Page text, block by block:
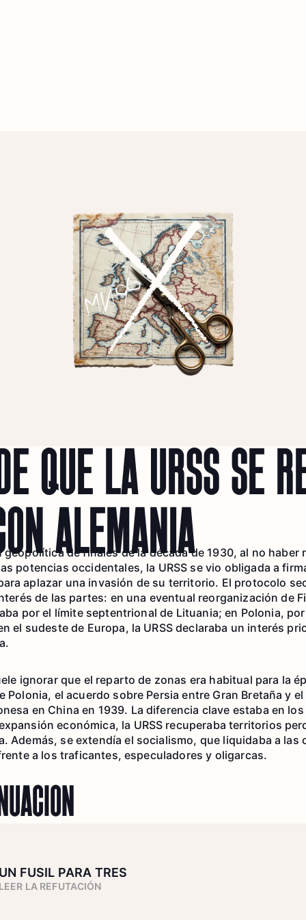
QUE LA URSS SE
ALEMANIA
de finales de la década de 1930, al no haber
potencias occidentales, la URSS se vio obligada a
aplazar una invasión de su territorio. El protocolo
de las partes: en una eventual reorganización de
por el límite septentrional de Lituania; en Polonia,
el sudeste de Europa, la URSS declaraba un interés
ignorar que el reparto de zonas era habitual para la
el acuerdo sobre Persia entre Gran Bretaña y el
en China en 1939. La diferencia clave estaba en
económica, la URSS recuperaba territorios
Además, se extendía el socialismo, que liquidaba a las
a los traficantes, especuladores y oligarcas.
FUSIL PARA TRES
LA REFUTACIÓN